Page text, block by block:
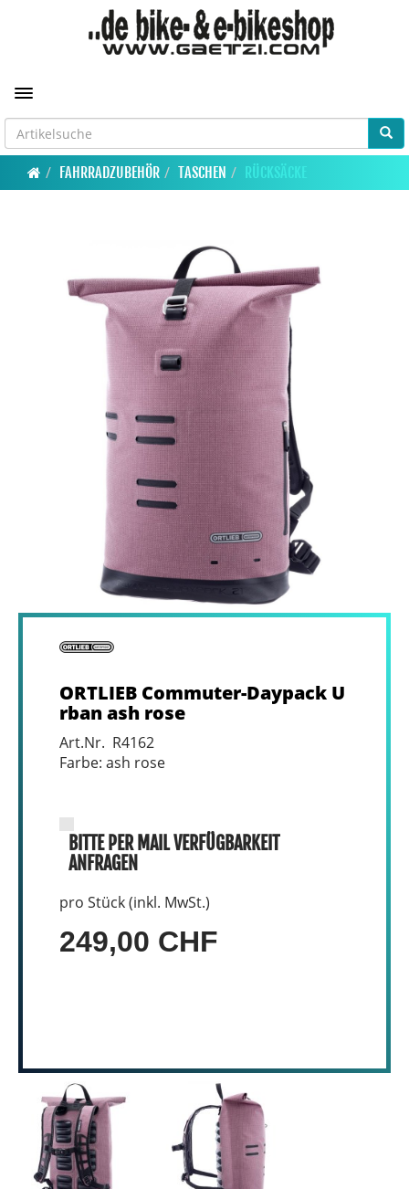
Toggle navigation
FAHRRADZUBEHÖR TASCHEN RÜCKSÄCKE
ORTLIEB Commuter-Daypack U
rban ash rose
Art.Nr. R4162
Farbe: ash rose
BITTE PER MAIL VERFÜGBARKEIT
ANFRAGEN
pro Stück (inkl. MwSt.)
249,00 CHF